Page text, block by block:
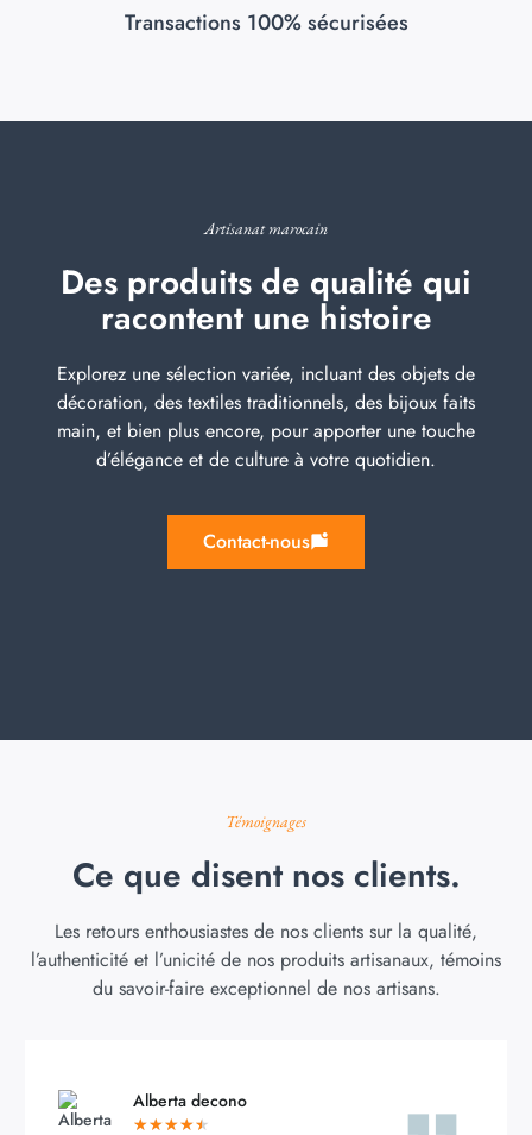
Transactions 100% sécurisées
Artisanat marocain
Des produits de qualité qui
racontent une histoire
Explorez une sélection variée, incluant des objets de
décoration, des textiles traditionnels, des bijoux faits
main, et bien plus encore, pour apporter une touche
d’élégance et de culture à votre quotidien.
Contact-nous
Témoignages
Ce que disent nos clients.
Les retours enthousiastes de nos clients sur la qualité,
l’authenticité et l’unicité de nos produits artisanaux, témoins
du savoir-faire exceptionnel de nos artisans.
Alberta decono
★★★★★